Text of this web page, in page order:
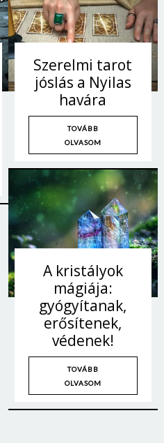
Szerelmi tarot
jóslás a Nyilas
havára
TOVÁBB
OLVASOM
A kristályok
mágiája:
gyógyítanak,
erősítenek,
védenek!
TOVÁBB
OLVASOM